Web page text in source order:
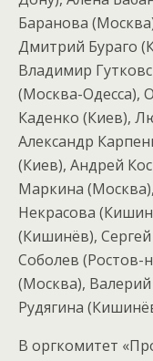
Баранова
Дмитрий Бураго
Владимир
(Москва-Одесса),
Каденко (Киев),
Александр
(Киев), Андрей
Маркина
Некрасова
(Кишинёв),
Соболев (Ростов-
(Москва),
Рудягина
В оргкомитет